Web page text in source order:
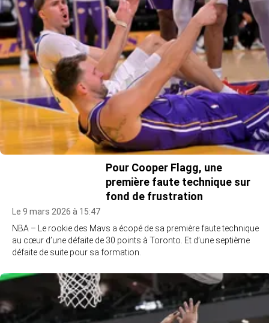
Pour Cooper Flagg, une
première faute technique sur
fond de frustration
Le 9 mars 2026 à 15:47
NBA – Le rookie des Mavs a écopé de sa première faute technique
au cœur d’une défaite de 30 points à Toronto. Et d’une septième
défaite de suite pour sa formation.